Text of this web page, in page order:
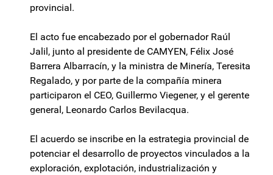
provincial.
El acto fue encabezado por el gobernador Raúl
Jalil, junto al presidente de CAMYEN, Félix José
Barrera Albarracín, y la ministra de Minería, Teresita
Regalado, y por parte de la compañía minera
participaron el CEO, Guillermo Viegener, y el gerente
general, Leonardo Carlos Bevilacqua.
El acuerdo se inscribe en la estrategia provincial de
potenciar el desarrollo de proyectos vinculados a la
exploración, explotación, industrialización y